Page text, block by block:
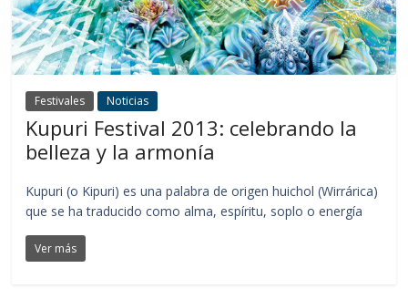
Festivales Noticias
Kupuri Festival 2013: celebrando la
belleza y la armonía
Kupuri (o Kipuri) es una palabra de origen huichol (Wirrárica)
que se ha traducido como alma, espíritu, soplo o energía
Ver más